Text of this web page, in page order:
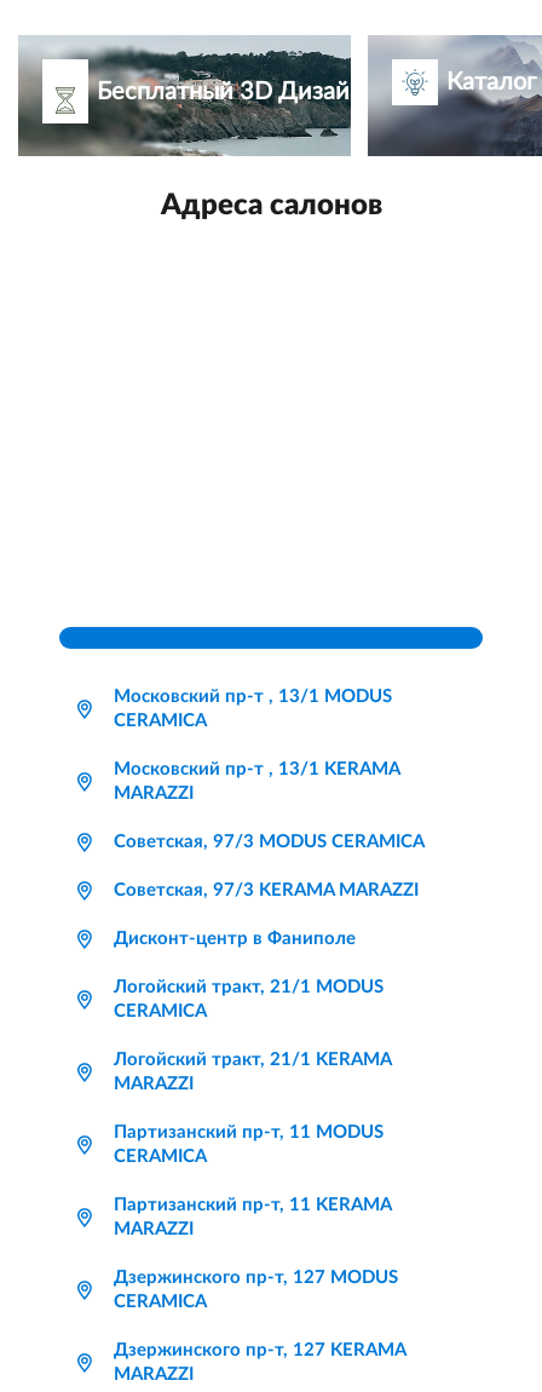
Бесплатный 3D Дизайн-проект
Адреса салонов
Московский пр-т , 13/1 MODUS
CERAMICA
Московский пр-т , 13/1 KERAMA
MARAZZI
Советская, 97/3 MODUS CERAMICA
Советская, 97/3 KERAMA MARAZZI
Дисконт-центр в Фаниполе
Логойский тракт, 21/1 MODUS
CERAMICA
Логойский тракт, 21/1 KERAMA
MARAZZI
Партизанский пр-т, 11 MODUS
CERAMICA
Партизанский пр-т, 11 KERAMA
MARAZZI
Дзержинского пр-т, 127 MODUS
CERAMICA
Дзержинского пр-т, 127 KERAMA
MARAZZI